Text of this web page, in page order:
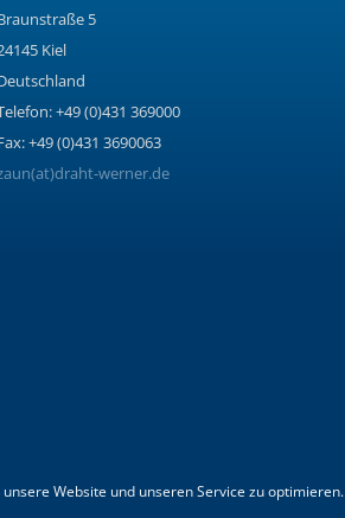
Website und unseren Service zu optimieren.
5
Kiel
+49 (0)431 369000
+49 (0)431 3690063
werner.de